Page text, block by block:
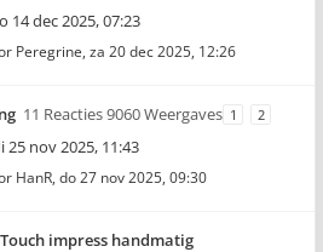
14 dec 2025, 07:23
Peregrine, za 20 dec 2025, 12:26
11 Reacties 9060 Weergaves 1 2
25 nov 2025, 11:43
HanR, do 27 nov 2025, 09:30
impress handmatig